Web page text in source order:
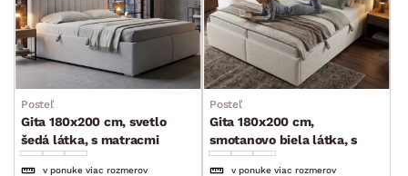
DEKOR
ROZMERY
min. cm max.
MATERIÁL
Posteľ
Gita 180x200 cm, svetlo
šedá látka, s matracmi
v ponuke viac rozmerov
Posteľ
Gita 180x200 cm,
smotanovo biela látka, s
matracmi
v ponuke viac rozmerov